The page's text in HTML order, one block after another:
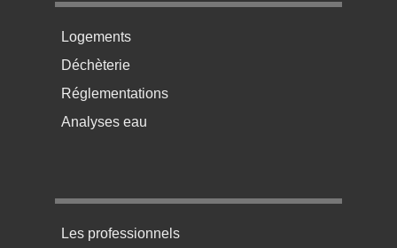
Menu pratique bas de page 2
Logements
Déchèterie
Réglementations
Analyses eau
Menu pratique bas de page 3
Les professionnels